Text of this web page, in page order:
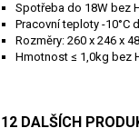
Spotřeba do 18W bez
Pracovní teploty -10°C
Rozměry: 260 x 246 x
Hmotnost ≤ 1,0kg bez
12 DALŠÍCH